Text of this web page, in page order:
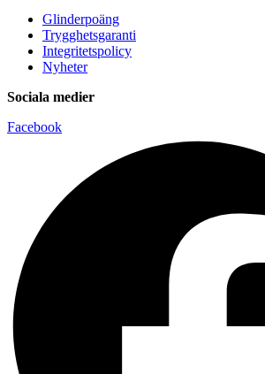
Glinderpoäng
Trygghetsgaranti
Integritetspolicy
Nyheter
Sociala medier
Facebook